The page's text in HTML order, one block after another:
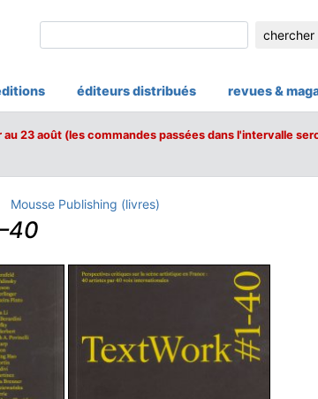
chercher
éditeurs distribués revues &
23 août (les commandes passées dans l'intervalle
Mousse Publishing (livres)